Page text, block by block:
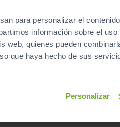
para personalizar el
información sobre el
web, quienes pueden
que haya hecho de sus
Personalizar